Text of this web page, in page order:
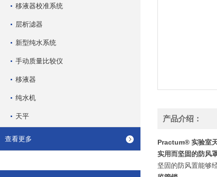
移液器校准系统
层析滤器
新型纯水系统
手动质量比较仪
移液器
纯水机
天平
查看更多
产品介绍：
Practum® 实验室
实用而坚固的防风
坚固的防风置能够